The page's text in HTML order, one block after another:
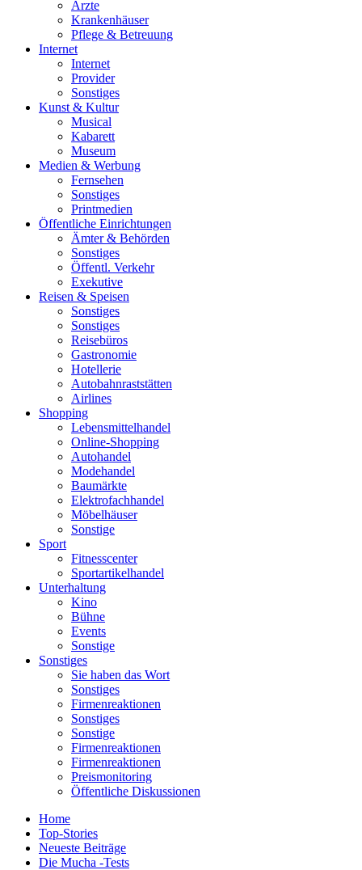
Ärzte
Krankenhäuser
Pflege & Betreuung
Internet
Internet
Provider
Sonstiges
Kunst & Kultur
Musical
Kabarett
Museum
Medien & Werbung
Fernsehen
Sonstiges
Printmedien
Öffentliche Einrichtungen
Ämter & Behörden
Sonstiges
Öffentl. Verkehr
Exekutive
Reisen & Speisen
Sonstiges
Sonstiges
Reisebüros
Gastronomie
Hotellerie
Autobahnraststätten
Airlines
Shopping
Lebensmittelhandel
Online-Shopping
Autohandel
Modehandel
Baumärkte
Elektrofachhandel
Möbelhäuser
Sonstige
Sport
Fitnesscenter
Sportartikelhandel
Unterhaltung
Kino
Bühne
Events
Sonstige
Sonstiges
Sie haben das Wort
Sonstiges
Firmenreaktionen
Sonstiges
Sonstige
Firmenreaktionen
Firmenreaktionen
Preismonitoring
Öffentliche Diskussionen
Home
Top-Stories
Neueste Beiträge
Die Mucha -Tests